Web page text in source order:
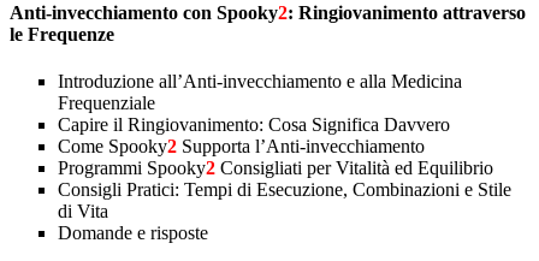
Anti-invecchiamento con Spooky2: Ringiovanimento attraverso
le Frequenze
Introduzione all’Anti-invecchiamento e alla Medicina
Frequenziale
Capire il Ringiovanimento: Cosa Significa Davvero
Come Spooky2 Supporta l’Anti-invecchiamento
Programmi Spooky2 Consigliati per Vitalità ed Equilibrio
Consigli Pratici: Tempi di Esecuzione, Combinazioni e Stile
di Vita
Domande e risposte